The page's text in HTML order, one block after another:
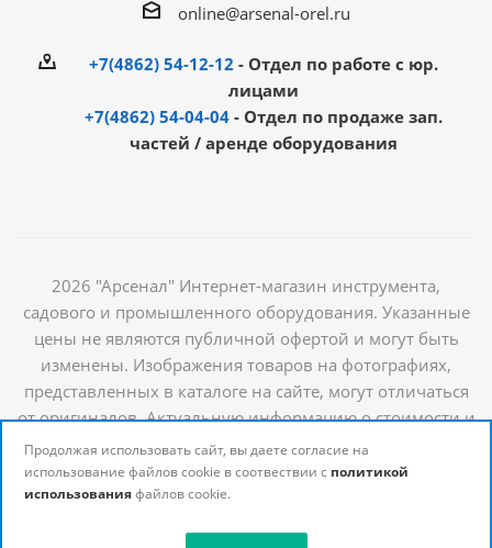
online@arsenal-orel.ru
+7(4862) 54-12-12 - Отдел по работе с юр.
лицами
+7(4862) 54-04-04 - Отдел по продаже зап.
частей / аренде оборудования
2026 "Арсенал" Интернет-магазин инструмента,
садового и промышленного оборудования. Указанные
цены не являются публичной офертой и могут быть
изменены. Изображения товаров на фотографиях,
представленных в каталоге на сайте, могут отличаться
от оригиналов. Актуальную информацию о стоимости и
наличии товаров можно получить у наших
менеджеров
Продолжая использовать сайт, вы даете согласие на
использование файлов cookie в соотвествии с политикой
использованияфайлов cookie.